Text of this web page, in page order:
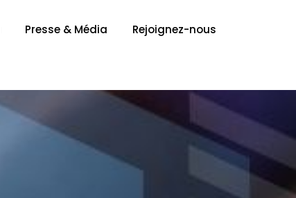
Presse & Média Rejoignez-nous